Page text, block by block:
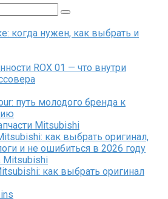
когда нужен, как выбрать и
ROX 01 — что внутри
путь молодого бренда к
как выбрать оригинал,
и не ошибиться в 2026 году
как выбрать оригинал